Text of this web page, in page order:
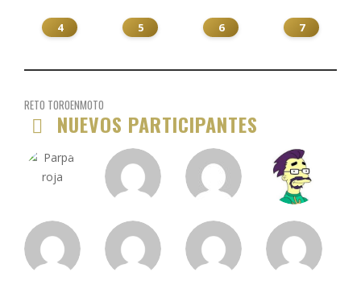
4 5 6 7
RETO TOROENMOTO
NUEVOS PARTICIPANTES